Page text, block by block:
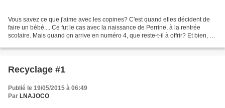
Vous savez ce que j'aime avec les copines? C'est quand elles décident de
faire un bébé.... Ce fut le cas avec la naissance de Perrine, à la rentrée
scolaire. Mais quand on arrive en numéro 4, que reste-t-il à offrir? Et bien, on
Recyclage #1
Publié le 19/05/2015 à 06:49
Par LNAJOCO